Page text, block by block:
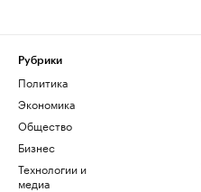
Рубрики
Политика
Экономика
Общество
Бизнес
Технологии и
медиа